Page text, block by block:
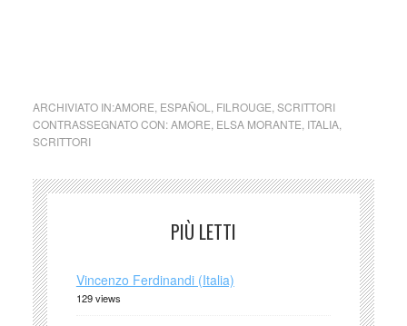
ARCHIVIATO IN:AMORE ESPAÑOL FILROUGE SCRITTORI
CONTRASSEGNATO CON:AMORE ELSA MORANTE ITALIA,
SCRITTORI
PIÙ LETTI
Vincenzo Ferdinandi (Italia)
129 views